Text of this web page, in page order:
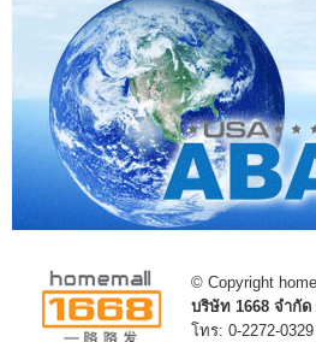
© Copyright
บริษัท 1668 จำกัด
โทร: 0-2272-